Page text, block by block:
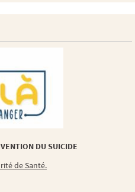
DU SUICIDE
de Santé.